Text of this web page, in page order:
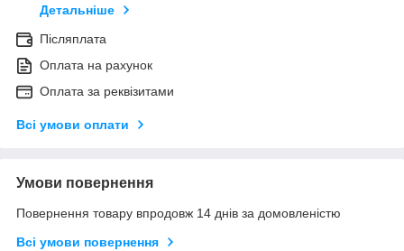
Детальніше
Післяплата
Оплата на рахунок
Оплата за реквізитами
Всі умови оплати
Умови повернення
Повернення товару впродовж 14 днів за домовленістю
Всі умови повернення